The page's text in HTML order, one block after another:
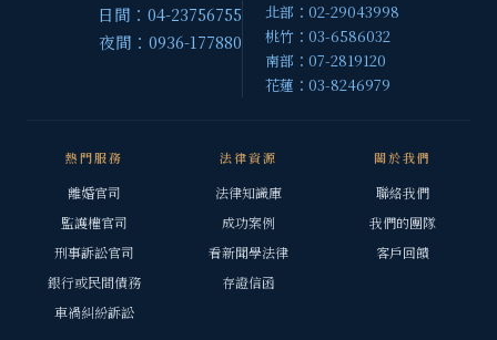
日間：04-23756755
夜間：0936-177880
北部：02-29043998
桃竹：03-6586032
南部：07-2819120
花蓮：03-8246979
熱門服務
離婚官司
監護權官司
刑事訴訟官司
銀行或民間債務
車禍糾紛訴訟
法律資源
法律知識庫
成功案例
看新聞學法律
存證信函
關於我們
聯絡我們
我們的團隊
客戶回饋